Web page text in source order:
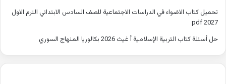
تحميل كتاب الاضواء في الدراسات الاجتماعية للصف السادس الابتدائي الترم الاول
2027 pdf
حل أسئلة كتاب التربية الإسلامية أ غيث 2026 بكالوريا المنهاج السوري